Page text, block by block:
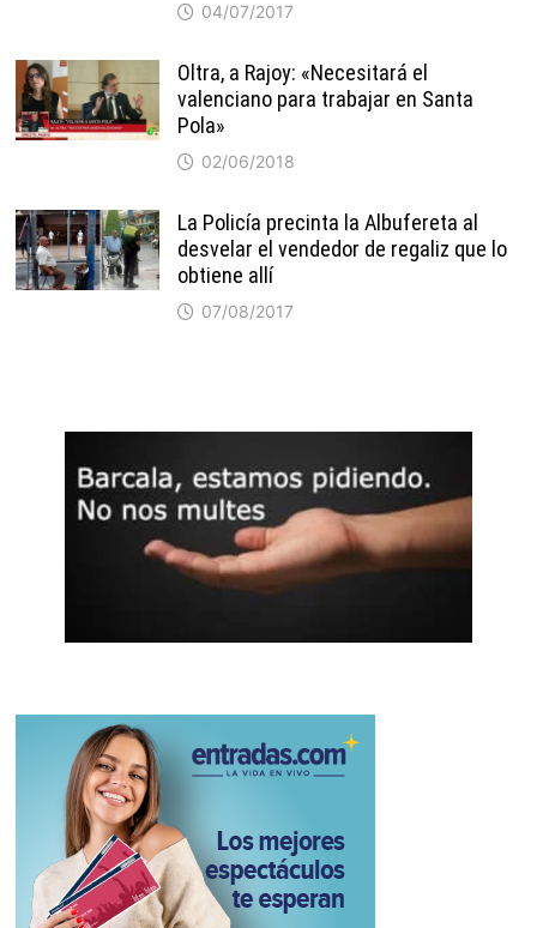
04/07/2017
Oltra, a Rajoy: «Necesitará el
valenciano para trabajar en Santa
Pola»
02/06/2018
La Policía precinta la Albufereta al
desvelar el vendedor de regaliz que lo
obtiene allí
07/08/2017